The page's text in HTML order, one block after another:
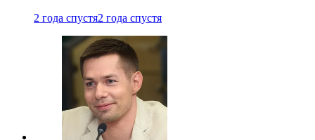
2 года спустя2 года спустя